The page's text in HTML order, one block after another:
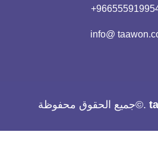
info@
.©جميع الحقوق محفوظة